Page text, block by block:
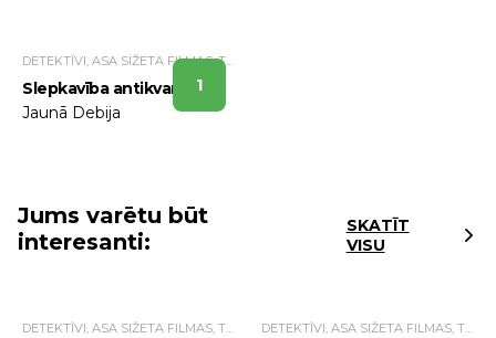
1
DETEKTĪVI, ASA SIŽETA FILMAS, TRILLERI.
Slepkavība antikvariātā
Jaunā Debija
Jums varētu būt
interesanti:
SKATĪT
VISU
DETEKTĪVI, ASA SIŽETA FILMAS, TRILLERI. DETEKTĪVI, ASA SIŽETA FILMAS, TRILLERI.